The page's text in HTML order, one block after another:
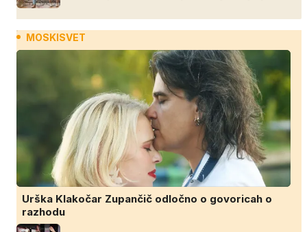
MOSKISVET
Urška Klakočar Zupančič odločno o govoricah o
razhodu